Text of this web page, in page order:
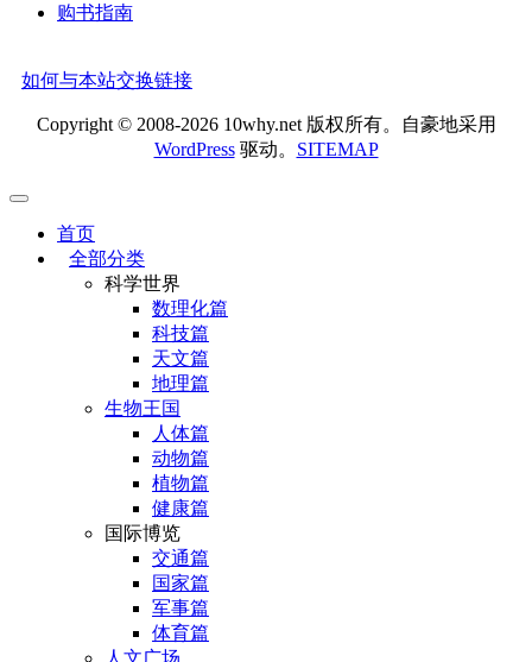
购书指南
如何与本站交换链接
Copyright © 2008-2026 10why.net 版权所有。自豪地采用
WordPress驱动。 SITEMAP
首页
全部分类
科学世界
数理化篇
科技篇
天文篇
地理篇
生物王国
人体篇
动物篇
植物篇
健康篇
国际博览
交通篇
国家篇
军事篇
体育篇
人文广场